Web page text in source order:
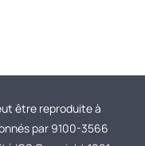
être reproduite à
par 9100-3566